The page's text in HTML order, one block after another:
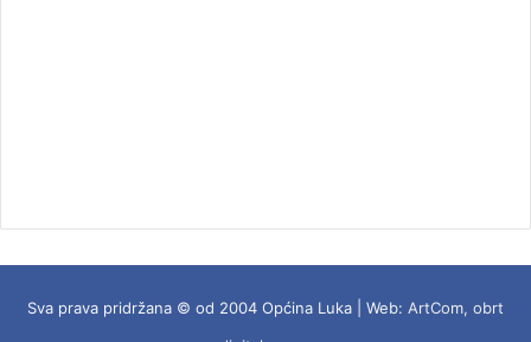
Sva prava pridržana © od 2004 Općina Luka | Web: ArtCom, obrt